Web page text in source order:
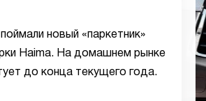
новый «паркетник»
Haima. На домашнем рынке
до конца текущего года.